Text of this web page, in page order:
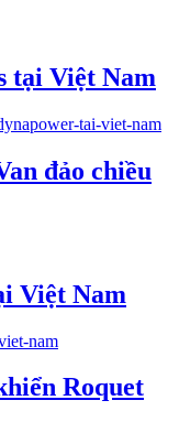
tại Việt Nam
đảo chiều
Việt Nam
Roquet